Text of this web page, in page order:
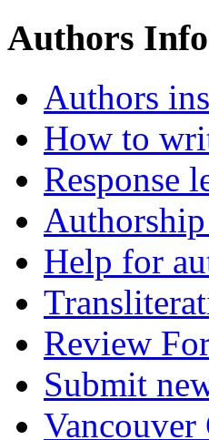
Authors Info
Authors
How to
Response
Help for
Review
Submit